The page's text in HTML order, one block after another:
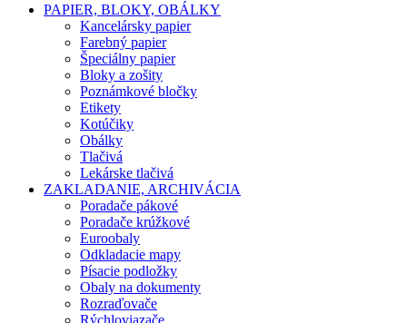
PAPIER, BLOKY, OBÁLKY
Kancelársky papier
Farebný papier
Špeciálny papier
Bloky a zošity
Poznámkové bločky
Etikety
Kotúčiky
Obálky
Tlačivá
Lekárske tlačivá
ZAKLADANIE, ARCHIVÁCIA
Poradače pákové
Poradače krúžkové
Euroobaly
Odkladacie mapy
Písacie podložky
Obaly na dokumenty
Rozraďovače
Rýchloviazače